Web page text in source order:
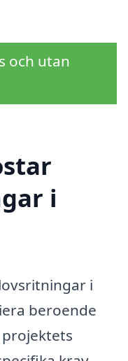
och utan
i
i
beroende